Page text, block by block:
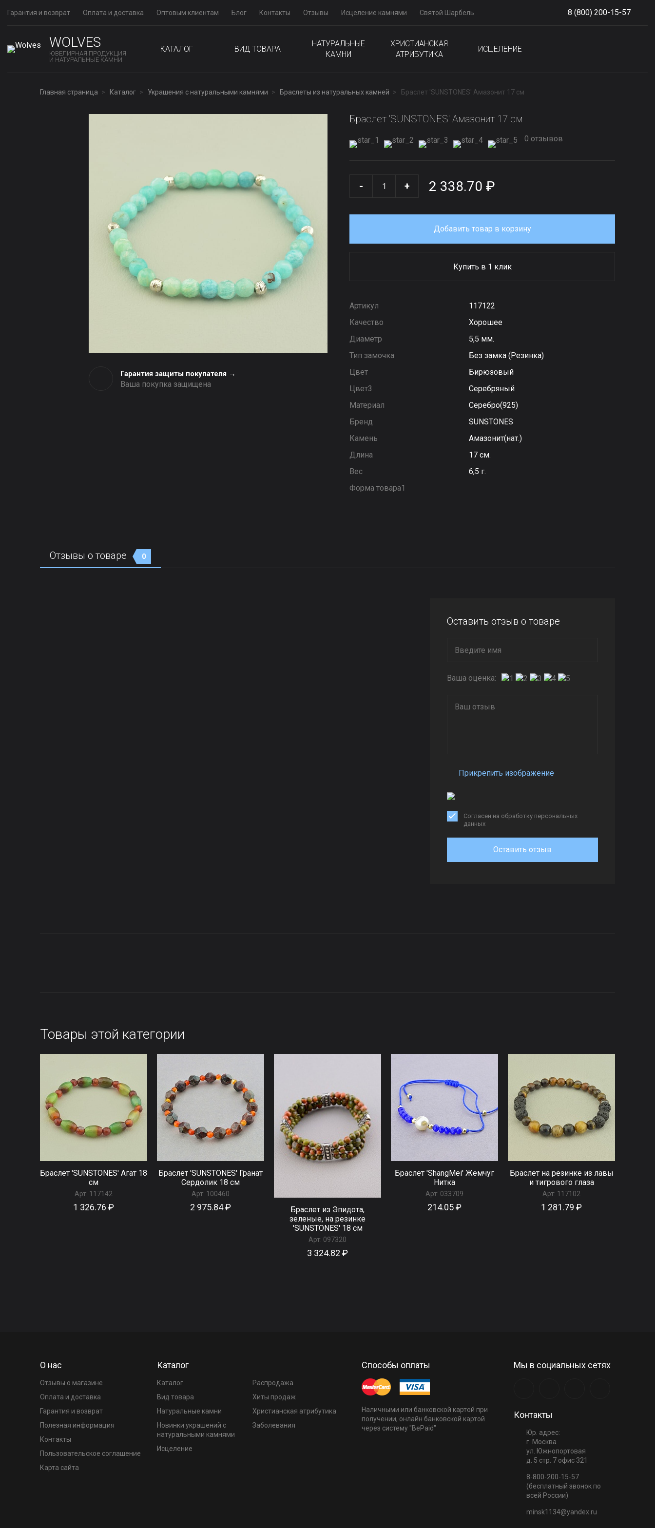
Гарантия и возврат Оплата и доставка Оптовым клиентам Блог Контакты Отзывы Исцеление камнями Святой Шарбель 8 (800) 200-15-57
WOLVES
ЮВЕЛИРНАЯ ПРОДУКЦИЯ
И НАТУРАЛЬНЫЕ КАМНИ
КАТАЛОГ ВИД ТОВАРА
НАТУРАЛЬНЫЕ
КАМНИ
ХРИСТИАНСКАЯ
АТРИБУТИКА
ИСЦЕЛЕНИЕ
Главная страница Каталог Украшения с натуральными камнями Браслеты из натуральных камней Браслет 'SUNSTONES' Амазонит 17 см
Гарантия защиты покупателя →
Ваша покупка защищена
Браслет 'SUNSTONES' Амазонит 17 см
0 отзывов
- + 2 338.70 ₽
Добавить товар в корзину
Купить в 1 клик
Артикул
117122
Качество
Хорошее
Диаметр
5,5 мм.
Тип замочка
Без замка (Резинка)
Цвет
Бирюзовый
Цвет3
Серебряный
Материал
Серебро(925)
Бренд
SUNSTONES
Камень
Амазонит(нат.)
Длина
17 см.
Вес
6,5 г.
Форма товара1
Отзывы о товаре 0
Оставить отзыв о товаре
Ваша оценка:
Прикрепить изображение
Согласен на обработку персональных
данных
Оставить отзыв
Товары этой категории
Браслет 'SUNSTONES' Агат 18
см
Арт: 117142
1 326.76 ₽
Браслет 'SUNSTONES' Гранат
Сердолик 18 см
Арт: 100460
2 975.84 ₽
Браслет из Эпидота,
зеленые, на резинке
'SUNSTONES' 18 см
Арт: 097320
3 324.82 ₽
Браслет 'ShangMei' Жемчуг
Нитка
Арт: 033709
214.05 ₽
Браслет на резинке из лавы
и тигрового глаза
Арт: 117102
1 281.79 ₽
О нас
Отзывы о магазине
Оплата и доставка
Гарантия и возврат
Полезная информация
Контакты
Пользовательское соглашение
Карта сайта
Каталог
Каталог
Вид товара
Натуральные камни
Новинки украшений с
натуральными камнями
Распродажа
Хиты продаж
Христианская атрибутика
Заболевания
Исцеление
Способы оплаты
Наличными или банковской картой при
получении, онлайн банковской картой
через систему "BePaid"
Мы в социальных сетях
Контакты
Юр. адрес:
г. Москва
ул. Южнопортовая
д. 5 стр. 7 офис 321
8-800-200-15-57
(бесплатный звонок по
всей России)
minsk1134@yandex.ru